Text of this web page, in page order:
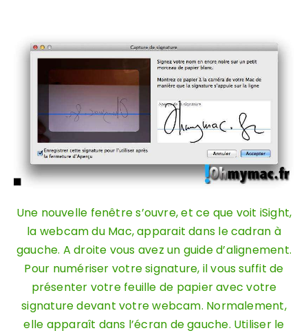
Une nouvelle fenêtre s’ouvre, et ce que voit iSight,
la webcam du Mac, apparait dans le cadran à
gauche. A droite vous avez un guide d’alignement.
Pour numériser votre signature, il vous suffit de
présenter votre feuille de papier avec votre
signature devant votre webcam. Normalement,
elle apparaît dans l’écran de gauche. Utiliser le